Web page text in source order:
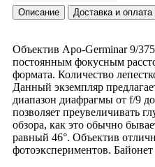
Описание Доставка и оплата
Объектив Apo-Germinar 9/
постоянным фокусным
формата. Количество
Данный экземпляр
диапазон диафрагмы от f/9
позволяет преувеличивать
обзора, как это обычно
равный 46°. Объектив
фотоэкспериментов.